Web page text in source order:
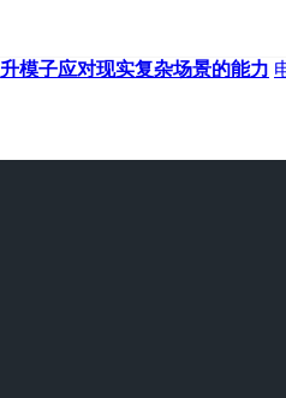
升模子应对现实复杂场景的能力